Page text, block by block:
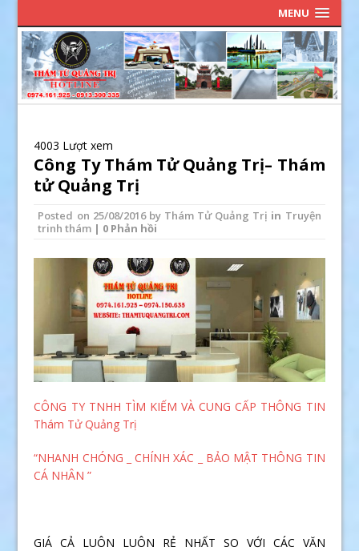
MENU
4003 Lượt xem
Công Ty Thám Tử Quảng Trị– Thám
tử Quảng Trị
Posted on 25/08/2016by Thám Tử Quảng Trị in Truyện
trinh thám | 0 Phản hồi
CÔNG TY TNHH TÌM KIẾM VÀ CUNG CẤP THÔNG TIN
Thám Tử Quảng Trị
“NHANH CHÓNG _ CHÍNH XÁC _ BẢO MẬT THÔNG TIN
CÁ NHÂN ”
GIÁ CẢ LUÔN LUÔN RẺ NHẤT SO VỚI CÁC VĂN